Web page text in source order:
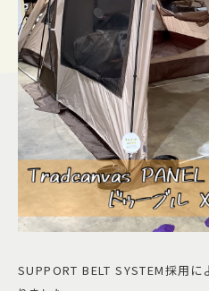
SUPPORT BELT SYSTEM採用に